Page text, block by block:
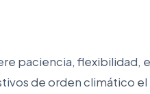
paciencia, flexibilidad,
de orden climático el